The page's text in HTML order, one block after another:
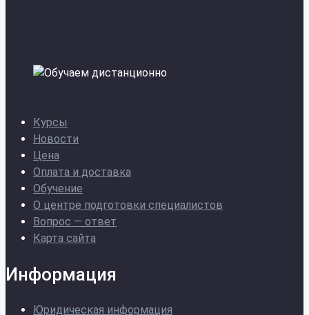
Курсы
Новости
Цена
Оплата и доставка
Обучение
О центре подготовки специалистов
Вопрос — ответ
Карта сайта
Информация
Юридическая информация